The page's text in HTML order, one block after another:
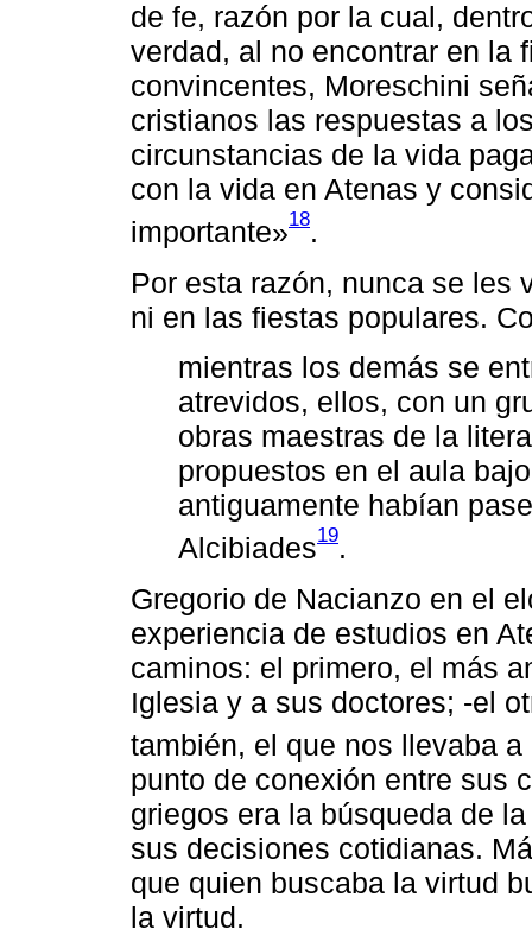
de fe, razón por la cual,
verdad, al no encontrar en la
convincentes, Moreschini
cristianos las respuestas a
circunstancias de la vida
con la vida en Atenas y
importante»18.
Por esta razón, nunca se les
ni en las fiestas populares.
mientras los demás se
atrevidos, ellos, con un
obras maestras de la
propuestos en el aula
antiguamente habían
Alcibiades19.
Gregorio de Nacianzo en el
experiencia de estudios en
caminos: el primero, el más
Iglesia y a sus doctores; -el
también, el que nos llevaba
punto de conexión entre sus
griegos era la búsqueda de
sus decisiones cotidianas.
que quien buscaba la virtud
la virtud.